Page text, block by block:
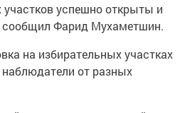
участков успешно открыты и
сообщил Фарид Мухаметшин.
на избирательных участках
наблюдатели от разных